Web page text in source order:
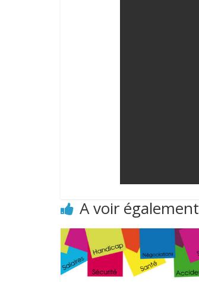
A voir également